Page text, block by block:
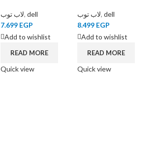
لاب توب,dell
7.699 EGP
Add to wishlist
READ MORE
Quick view
لاب توب, dell
8.499 EGP
Add to wishlist
READ MORE
Quick view